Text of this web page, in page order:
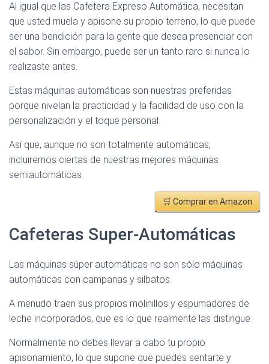
Al igual que las Cafetera Expreso Automática, necesitan
que usted muela y apisone su propio terreno, lo que puede
ser una bendición para la gente que desea presenciar con
el sabor. Sin embargo, puede ser un tanto raro si nunca lo
realizaste antes.
Estas máquinas automáticas son nuestras preferidas
porque nivelan la practicidad y la facilidad de uso con la
personalización y el toque personal.
Así que, aunque no son totalmente automáticas,
incluiremos ciertas de nuestras mejores máquinas
semiautomáticas.
🛒 Comprar en Amazon
Cafeteras Super-Automáticas
Las máquinas súper automáticas no son sólo máquinas
automáticas con campanas y silbatos.
A menudo traen sus propios molinillos y espumadores de
leche incorporados, que es lo que realmente las distingue.
Normalmente no debes llevar a cabo tu propio
apisonamiento, lo que supone que puedes sentarte y